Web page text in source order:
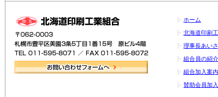
ホーム
北海道印刷
理事長あい
組合員の紹介
組合加入案内
賛助会員加